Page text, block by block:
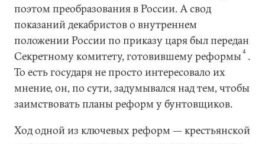
поэтом преобразования в России. А свод
показаний декабристов о внутреннем
положении России по приказу царя был передан
Секретному комитету, готовившему реформы4 .
То есть государя не просто интересовало их
мнение, он, по сути, задумывался над тем, чтобы
заимствовать планы реформ у бунтовщиков.
Ход одной из ключевых реформ — крестьянской